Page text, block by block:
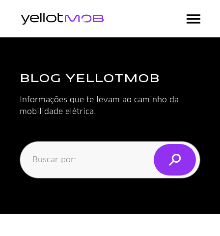
BLOG YELLOTMOB
Informações que te levam ao caminho da
mobilidade elétrica.
Buscar